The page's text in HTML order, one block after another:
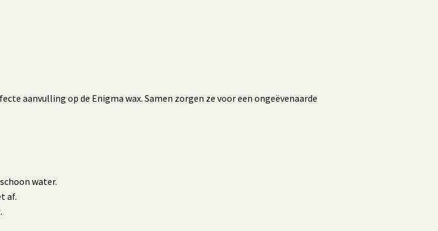
aanvulling op de Enigma wax. Samen zorgen ze voor een ongeëvenaarde
water.
af.